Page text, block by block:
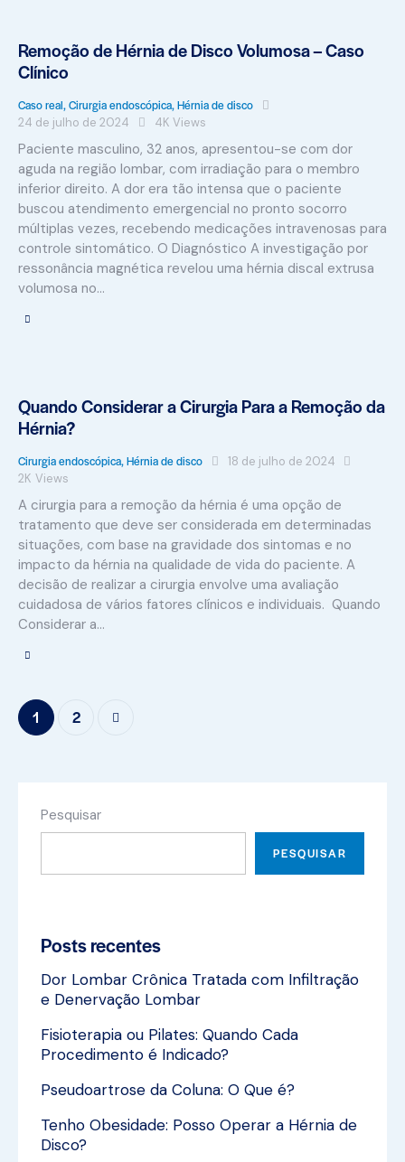
Remoção de Hérnia de Disco Volumosa – Caso
Clínico
Caso real,Cirurgia endoscópica,Hérnia de disco
24 de julho de 2024 4K Views
Paciente masculino, 32 anos, apresentou-se com dor
aguda na região lombar, com irradiação para o membro
inferior direito. A dor era tão intensa que o paciente
buscou atendimento emergencial no pronto socorro
múltiplas vezes, recebendo medicações intravenosas para
controle sintomático. O Diagnóstico A investigação por
ressonância magnética revelou uma hérnia discal extrusa
volumosa no…
Quando Considerar a Cirurgia Para a Remoção da
Hérnia?
Cirurgia endoscópica,Hérnia de disco
18 de julho de 2024
2K Views
A cirurgia para a remoção da hérnia é uma opção de
tratamento que deve ser considerada em determinadas
situações, com base na gravidade dos sintomas e no
impacto da hérnia na qualidade de vida do paciente. A
decisão de realizar a cirurgia envolve uma avaliação
cuidadosa de vários fatores clínicos e individuais. Quando
Considerar a…
1 2
Pesquisar
PESQUISAR
Posts recentes
Dor Lombar Crônica Tratada com Infiltração
e Denervação Lombar
Fisioterapia ou Pilates: Quando Cada
Procedimento é Indicado?
Pseudoartrose da Coluna: O Que é?
Tenho Obesidade: Posso Operar a Hérnia de
Disco?